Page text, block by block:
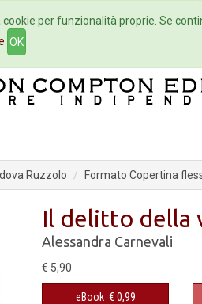
Autori Eventi
Ruzzolo Formato Copertina
Il delitto della
Alessandra Carnevali
€ 5,90
eBook € 0,99
per funzionalità proprie. Se
OK